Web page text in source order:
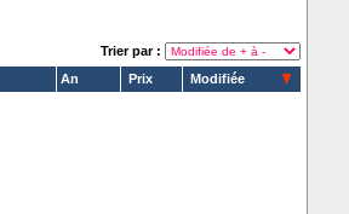
Trier par :
An Prix Modifiée